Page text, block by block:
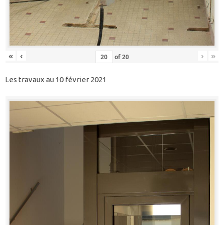
« ‹ of20 › »
Les travaux au 10 février 2021